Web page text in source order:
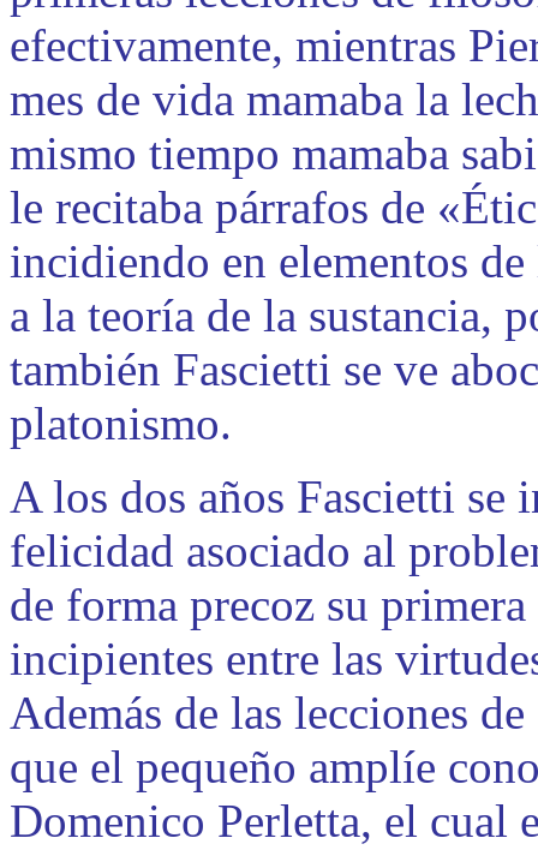
efectivamente, mientras
mes de vida mamaba la
mismo tiempo mamaba
le recitaba párrafos de
incidiendo en elementos
a la teoría de la sustancia,
también Fascietti se ve
platonismo.
A los dos años Fascietti se
felicidad asociado al
de forma precoz su
incipientes entre las
Además de las lecciones
que el pequeño amplíe
Domenico Perletta, el cual